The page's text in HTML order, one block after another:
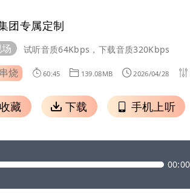
团专属定制
试听音质64Kbps，下载音质320Kbps
烧 60:45 139.08MB 2026/04/28
收藏 下载 手机上听
00:00